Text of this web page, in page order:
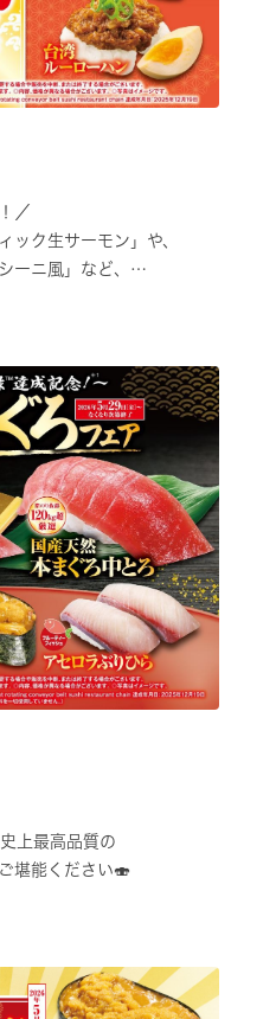
／
ック生サーモン」や、
ーニ風」など、
能ください🍣
上最高品質の
堪能ください🍣